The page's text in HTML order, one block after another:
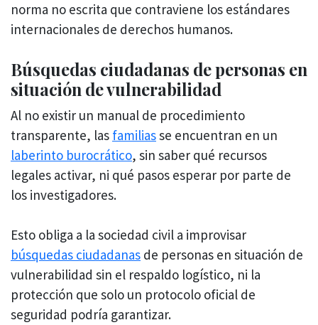
norma no escrita que contraviene los estándares
internacionales de derechos humanos.
Búsquedas ciudadanas de personas en
situación de vulnerabilidad
Al no existir un manual de procedimiento
transparente, las familiasse encuentran en un
laberinto burocrático, sin saber qué recursos
legales activar, ni qué pasos esperar por parte de
los investigadores.
Esto obliga a la sociedad civil a improvisar
búsquedas ciudadanas de personas en situación de
vulnerabilidad sin el respaldo logístico, ni la
protección que solo un protocolo oficial de
seguridad podría garantizar.